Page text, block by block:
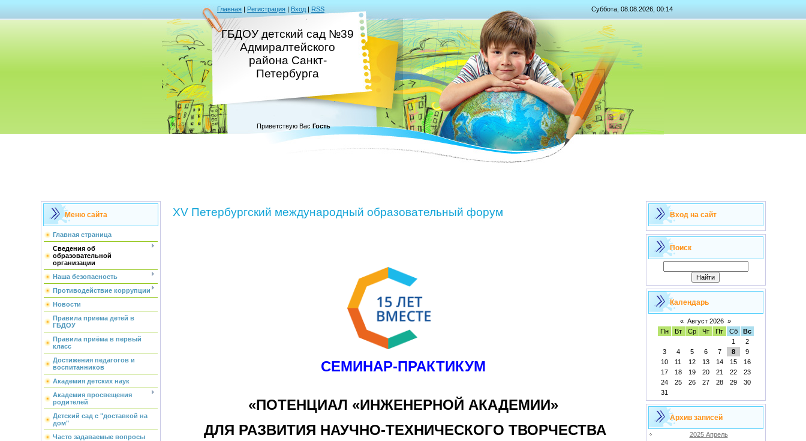
Главная | Регистрация | Вход | RSS Суббота, 08.08.2026, 00:14
ГБДОУ детский сад №39
Адмиралтейского
района Санкт-
Петербурга
Приветствую Вас Гость
Меню сайта
Главная страница
Сведения об
образовательной
организации
Наша безопасность
Противодействие коррупции
Новости
Правила приема детей в
ГБДОУ
Правила приёма в первый
класс
Достижения педагогов и
воспитанников
Академия детских наук
Академия просвещения
родителей
Детский сад с "доставкой на
дом"
Часто задаваемые вопросы
XV Петербургский международный образовательный форум
СЕМИНАР-ПРАКТИКУМ
«ПОТЕНЦИАЛ «ИНЖЕНЕРНОЙ АКАДЕМИИ»
ДЛЯ РАЗВИТИЯ НАУЧНО-ТЕХНИЧЕСКОГО ТВОРЧЕСТВА
Вход на сайт
Поиск
Календарь
« Август 2026 »
Пн
Вт Ср Чт Пт Сб
Вс
1
2
3
4 5 6 7 8
9
10
11 12 13 14 15
16
17
18 19 20 21 22
23
24
25 26 27 28 29
30
31
Архив записей
2025 Апрель